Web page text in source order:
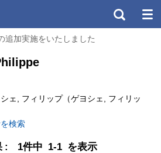
追加実施をいたしました
ェ, フィリップ（ゲヨシェ, フィリッ
検索
1件中 1-1 を表示